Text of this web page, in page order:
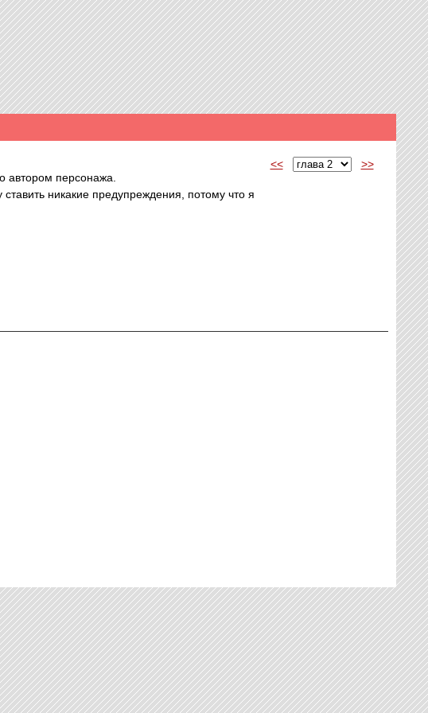
автором персонажа.
никакие предупреждения, потому что я
<< >>